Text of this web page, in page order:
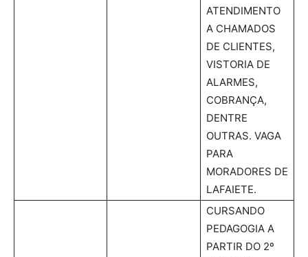
ATENDIMENTO
A CHAMADOS
DE CLIENTES,
VISTORIA DE
ALARMES,
COBRANÇA,
DENTRE
OUTRAS. VAGA
PARA
MORADORES DE
LAFAIETE.
CURSANDO
PEDAGOGIA A
PARTIR DO 2º